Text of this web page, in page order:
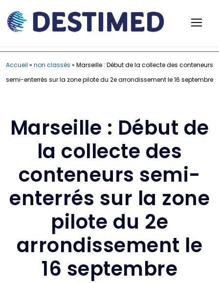
Accueil » non classés » Marseille : Début de la collecte des conteneurs
semi-enterrés sur la zone pilote du 2e arrondissement le 16 septembre
Marseille : Début de
la collecte des
conteneurs semi-
enterrés sur la zone
pilote du 2e
arrondissement le
16 septembre